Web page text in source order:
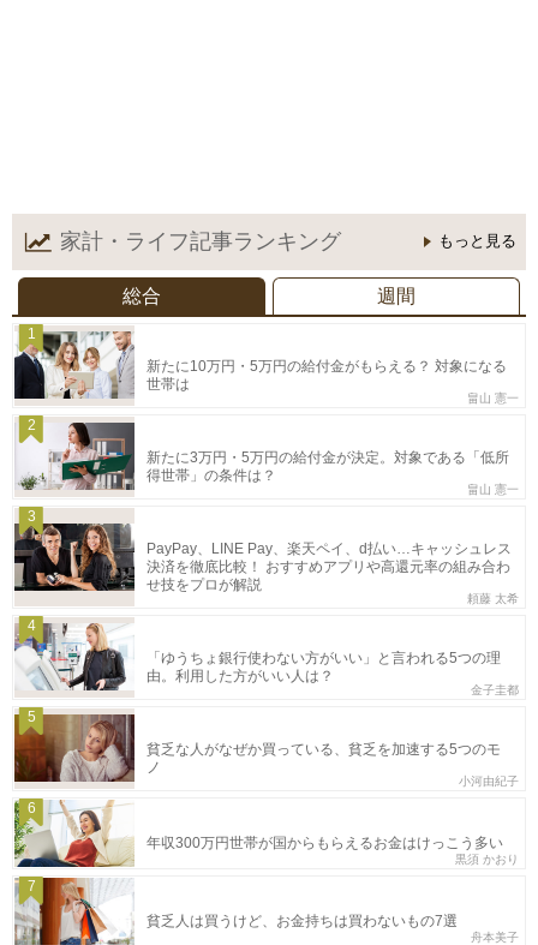
家計・ライフ記事ランキング もっと見る
総合 週間
1
新たに10万円・5万円の給付金がもらえる？ 対象になる
世帯は
畠山 憲一
2
新たに3万円・5万円の給付金が決定。対象である「低所
得世帯」の条件は？
畠山 憲一
3
PayPay、LINE Pay、楽天ペイ、d払い…キャッシュレス
決済を徹底比較！ おすすめアプリや高還元率の組み合わ
せ技をプロが解説
頼藤 太希
4
「ゆうちょ銀行使わない方がいい」と言われる5つの理
由。利用した方がいい人は？
金子圭都
5
貧乏な人がなぜか買っている、貧乏を加速する5つのモ
ノ
小河由紀子
6
年収300万円世帯が国からもらえるお金はけっこう多い
黒須 かおり
7
貧乏人は買うけど、お金持ちは買わないもの7選
舟本美子